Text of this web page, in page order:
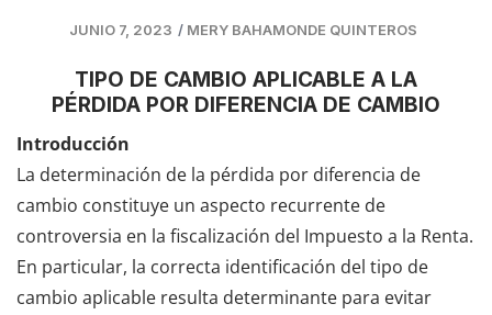
JUNIO 7, 2023 / MERY BAHAMONDE QUINTEROS
TIPO DE CAMBIO APLICABLE A LA
PÉRDIDA POR DIFERENCIA DE CAMBIO
Introducción
La determinación de la pérdida por diferencia de
cambio constituye un aspecto recurrente de
controversia en la fiscalización del Impuesto a la Renta.
En particular, la correcta identificación del tipo de
cambio aplicable resulta determinante para evitar